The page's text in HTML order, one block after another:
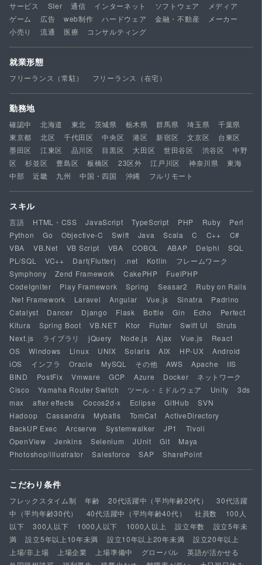
サービス SIer 通信 インターネット ソフトウェア
メディア
ゲーム
広告 web制作 ハードウェア 金融・不動産
メーカー
小売り
流通 医療 コンサルティング
就業形態
フリーランス（常駐） フリーランス（在宅）
勤務地
確認中 北海道 東北 茨城県 栃木県 群馬県 埼玉県
千葉県
東京都
北区 千代田区 中央区 港区 新宿区 文京区
台東区
墨田区
江東区 品川区 目黒区 大田区 世田谷区 渋谷区
中野
区
杉並区 豊島区 板橋区 23区外 江戸川区 神奈川県
東海
中部
近畿 九州 中国・四国 沖縄 フルリモート
スキル
言語 HTML・CSS JavaScript TypeScript PHP Ruby
Perl
Python
Go Objective-C Swift Java Scala C C++
C#
VBA
VB.Net VB Script VBA COBOL ABAP Delphi
SQL
PL/SQL
VC++ Dart(Flutter) .net Kotlin
フレームワーク
Symphony
Zend Framework CakePHP
FuelPHP
CodeIgniter
Play Framework Spring Seasar2
Ruby on Rails
.Net Framework
Laravel Angular Vue.js Sinatra
Padrino
Catalyst
Dancer Django Flask Bottle Gin Echo
Perfect
Kitura
Spring Boot VB.NET Ktor Flutter Swift UI
Struts
Next.js
ライブラリ jQuery Node.js Ajax Vue.js
React
OS
Windows Linux UNIX Solaris AIX HP-UX
Android
iOS
インフラ Oracle MySQL その他 AWS Apache
IIS
BIND
PostFix Vmware GCP Azure Docker
ネットワーク
Cisco
Yamaha Router Switch ツール・ミドルウェア Unity
3ds
max
after effects Cocos2d-x Eclipse GitHub
SVN
Hadoop
Cassandra Mybatis TomCat
ActiveDirectory
BackUP Exec
Arcserve Systemwalker JP1
Tivoli
OpenView
Jenkins Selenium JUnit Git
Maya
Photoshop/illustrator
Salesforce SAP SharePoint
こだわり条件
フレックスタイム制 年齢 20代活躍中（平均年齢20代）
30代活躍
中（平均年齢30代）
40代活躍中（平均年齢40代） 社員数
100人
以下
300人以下 1000人以下 1000人以上 設立年数
設立5年未
満
設立5年以上10年未満 設立10年以上20年未満
設立20年以上
上場/非上場
上場企業 上場準備中 グローバル
英語が活かせる